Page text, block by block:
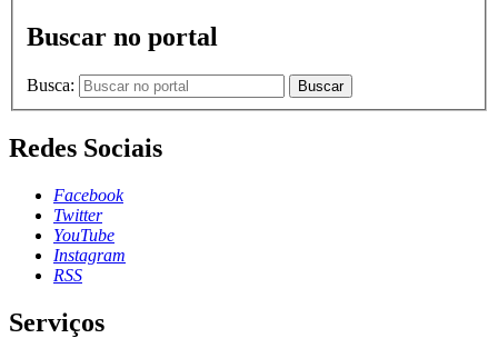
Buscar no portal
Busca: Buscar
Redes Sociais
Facebook
Twitter
YouTube
Instagram
RSS
Serviços